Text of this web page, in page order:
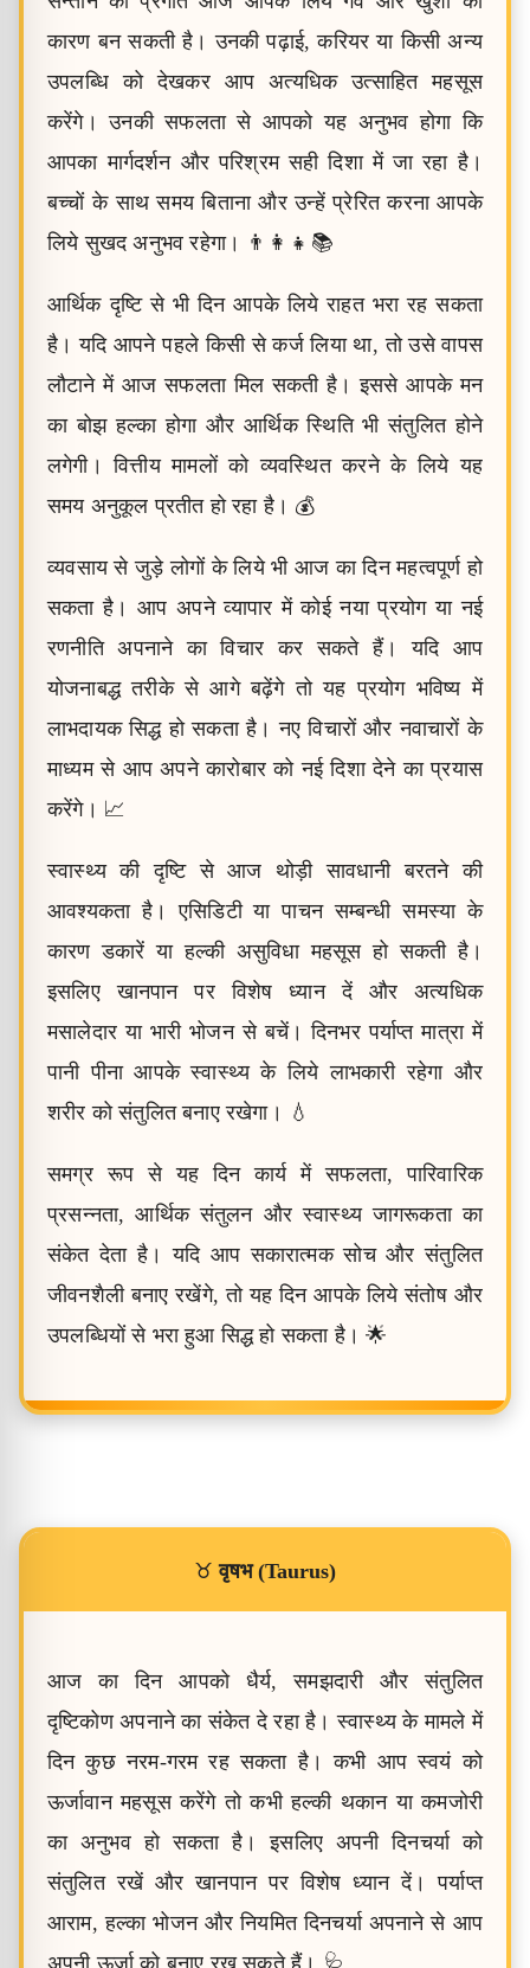
कारण बन सकती है। उनकी पढ़ाई, करियर या किसी अन्य
उपलब्धि को देखकर आप अत्यधिक उत्साहित महसूस
करेंगे। उनकी सफलता से आपको यह अनुभव होगा कि
आपका मार्गदर्शन और परिश्रम सही दिशा में जा रहा है।
बच्चों के साथ समय बिताना और उन्हें प्रेरित करना आपके
लिये सुखद अनुभव रहेगा। 👨‍👩‍👧📚
आर्थिक दृष्टि से भी दिन आपके लिये राहत भरा रह सकता
है। यदि आपने पहले किसी से कर्ज लिया था, तो उसे वापस
लौटाने में आज सफलता मिल सकती है। इससे आपके मन
का बोझ हल्का होगा और आर्थिक स्थिति भी संतुलित होने
लगेगी। वित्तीय मामलों को व्यवस्थित करने के लिये यह
समय अनुकूल प्रतीत हो रहा है। 💰
व्यवसाय से जुड़े लोगों के लिये भी आज का दिन महत्वपूर्ण हो
सकता है। आप अपने व्यापार में कोई नया प्रयोग या नई
रणनीति अपनाने का विचार कर सकते हैं। यदि आप
योजनाबद्ध तरीके से आगे बढ़ेंगे तो यह प्रयोग भविष्य में
लाभदायक सिद्ध हो सकता है। नए विचारों और नवाचारों के
माध्यम से आप अपने कारोबार को नई दिशा देने का प्रयास
करेंगे। 📈
स्वास्थ्य की दृष्टि से आज थोड़ी सावधानी बरतने की
आवश्यकता है। एसिडिटी या पाचन सम्बन्धी समस्या के
कारण डकारें या हल्की असुविधा महसूस हो सकती है।
इसलिए खानपान पर विशेष ध्यान दें और अत्यधिक
मसालेदार या भारी भोजन से बचें। दिनभर पर्याप्त मात्रा में
पानी पीना आपके स्वास्थ्य के लिये लाभकारी रहेगा और
शरीर को संतुलित बनाए रखेगा। 💧
समग्र रूप से यह दिन कार्य में सफलता, पारिवारिक
प्रसन्नता, आर्थिक संतुलन और स्वास्थ्य जागरूकता का
संकेत देता है। यदि आप सकारात्मक सोच और संतुलित
जीवनशैली बनाए रखेंगे, तो यह दिन आपके लिये संतोष और
उपलब्धियों से भरा हुआ सिद्ध हो सकता है। 🌟
♉वृषभ (Taurus)
आज का दिन आपको धैर्य, समझदारी और संतुलित
दृष्टिकोण अपनाने का संकेत दे रहा है। स्वास्थ्य के मामले में
दिन कुछ नरम-गरम रह सकता है। कभी आप स्वयं को
ऊर्जावान महसूस करेंगे तो कभी हल्की थकान या कमजोरी
का अनुभव हो सकता है। इसलिए अपनी दिनचर्या को
संतुलित रखें और खानपान पर विशेष ध्यान दें। पर्याप्त
आराम, हल्का भोजन और नियमित दिनचर्या अपनाने से आप
अपनी ऊर्जा को बनाए रख सकते हैं। 🩺